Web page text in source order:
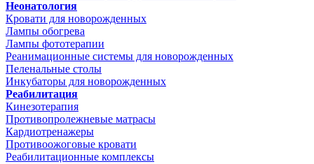
Неонатология
Кровати для новорожденных
Лампы обогрева
Лампы фототерапии
Реанимационные системы для новорожденных
Пеленальные столы
Инкубаторы для новорожденных
Реабилитация
Кинезотерапия
Противопролежневые матрасы
Кардиотренажеры
Противоожоговые кровати
Реабилитационные комплексы